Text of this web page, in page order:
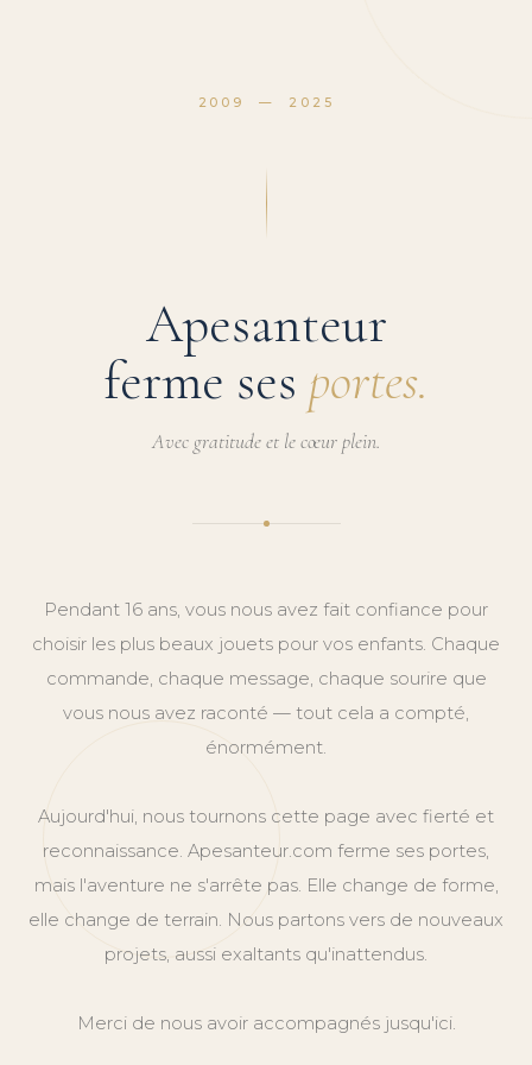
2009 — 2025
Apesanteur
ferme ses portes.
Avec gratitude et le cœur plein.
Pendant 16 ans, vous nous avez fait confiance pour
choisir les plus beaux jouets pour vos enfants. Chaque
commande, chaque message, chaque sourire que
vous nous avez raconté — tout cela a compté,
énormément.
Aujourd'hui, nous tournons cette page avec fierté et
reconnaissance. Apesanteur.com ferme ses portes,
mais l'aventure ne s'arrête pas. Elle change de forme,
elle change de terrain. Nous partons vers de nouveaux
projets, aussi exaltants qu'inattendus.
Merci de nous avoir accompagnés jusqu'ici.